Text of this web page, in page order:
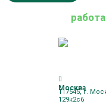
Москва
117545, г.
129к2с6